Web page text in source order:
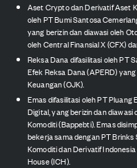
Aset Crypto dan Derivatif Aset
oleh PT Bumi Santosa
yang berizin dan diawasi oleh
oleh Central Finansial X (CFX)
Reksa Dana difasilitasi oleh PT
Efek Reksa Dana (APERD)
Keuangan (OJK).
Emas difasilitasi oleh PT Pluang
Digital, yang berizin dan
Komoditi (Bappebti). Emas
bekerja sama dengan PT
Komoditi dan Derivatif
House (ICH).